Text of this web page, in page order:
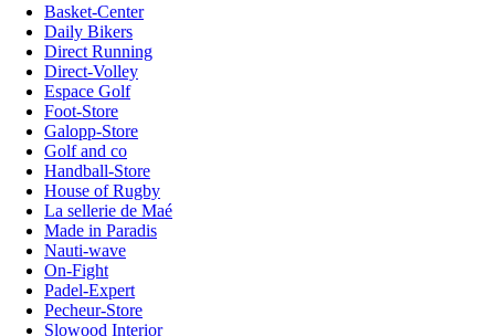
Basket-Center
Daily Bikers
Direct Running
Direct-Volley
Espace Golf
Foot-Store
Galopp-Store
Golf and co
Handball-Store
House of Rugby
La sellerie de Maé
Made in Paradis
Nauti-wave
On-Fight
Padel-Expert
Pecheur-Store
Slowood Interior